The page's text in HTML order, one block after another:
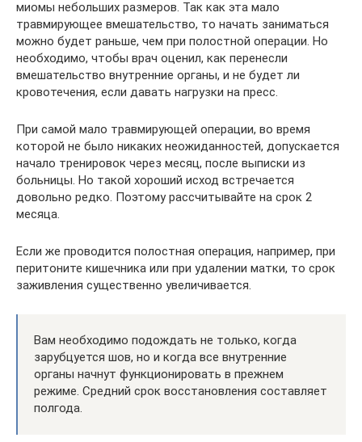
миомы небольших размеров. Так как эта мало
травмирующее вмешательство, то начать заниматься
можно будет раньше, чем при полостной операции. Но
необходимо, чтобы врач оценил, как перенесли
вмешательство внутренние органы, и не будет ли
кровотечения, если давать нагрузки на пресс.
При самой мало травмирующей операции, во время
которой не было никаких неожиданностей, допускается
начало тренировок через месяц, после выписки из
больницы. Но такой хороший исход встречается
довольно редко. Поэтому рассчитывайте на срок 2
месяца.
Если же проводится полостная операция, например, при
перитоните кишечника или при удалении матки, то срок
заживления существенно увеличивается.
Вам необходимо подождать не только, когда
зарубцуется шов, но и когда все внутренние
органы начнут функционировать в прежнем
режиме. Средний срок восстановления составляет
полгода.